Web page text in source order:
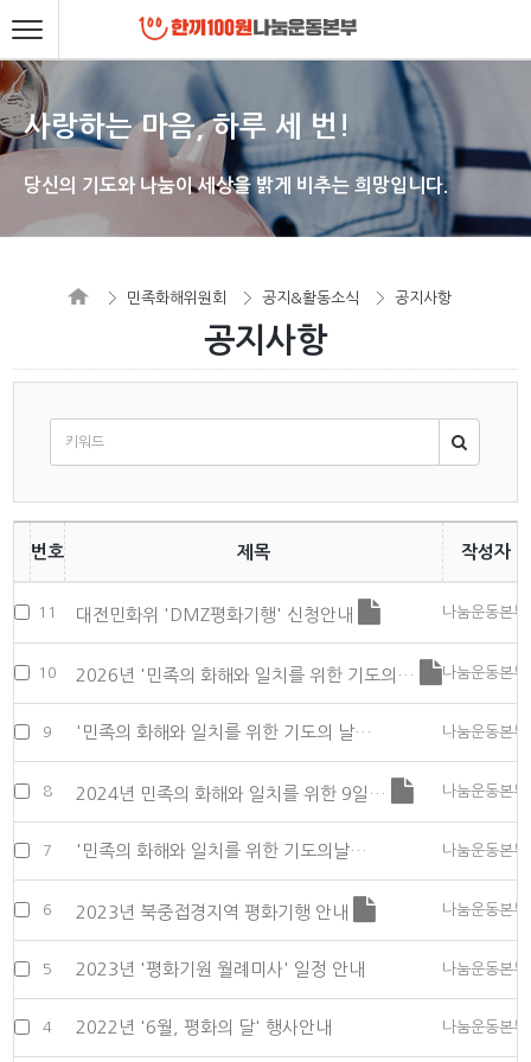
사랑하는 마음, 하루 세 번!
당신의 기도와 나눔이 세상을 밝게 비추는 희망입니다.
민족화해위원회 공지&활동소식 공지사항
공지사항
번호 제목 작성자
11 대전민화위 'DMZ평화기행' 신청안내 나눔운동본부
10 2026년 '민족의 화해와 일치를 위한 기도의… 나눔운동본부
9 '민족의 화해와 일치를 위한 기도의 날… 나눔운동본부
8 2024년 민족의 화해와 일치를 위한 9일… 나눔운동본부
7 '민족의 화해와 일치를 위한 기도의날… 나눔운동본부
6 2023년 북중접경지역 평화기행 안내 나눔운동본부
5 2023년 '평화기원 월례미사' 일정 안내 나눔운동본부
4 2022년 '6월, 평화의 달' 행사안내 나눔운동본부